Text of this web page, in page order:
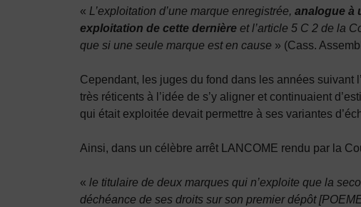
« L’exploitation d’une marque enregistrée, analogue à
exploitation de cette dernière et l’article 5 C 2 de la
que si une seule marque est en cause » (Cass.
Cependant, les juges du fond dans les années suivant
très réticents à l’idée de s’y aligner et continuaient
qui était exploitée devait permettre à ses variantes
Ainsi, dans un célèbre arrêt LANCOME rendu par la
« le titulaire de deux marques qui n’exploite que la
déchéance de ses droits sur son premier dépôt